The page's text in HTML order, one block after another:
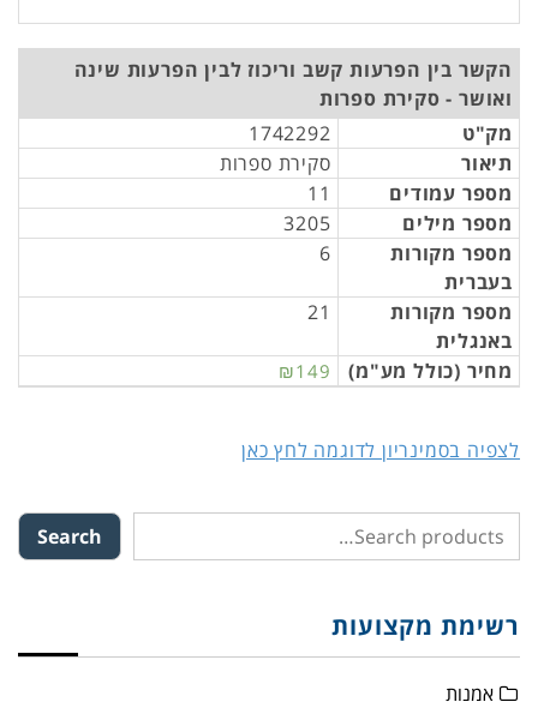
הקשר בין הפרעות קשב וריכוז לבין הפרעות שינה
ואושר - סקירת ספרות
מק"ט
1742292
תיאור
סקירת ספרות
מספר עמודים
11
מספר מילים
3205
מספר מקורות
בעברית
6
מספר מקורות
באנגלית
21
מחיר (כולל מע"מ) ₪149
לצפיה בסמינריון לדוגמה לחץ כאן
Search
רשימת מקצועות
אמנות